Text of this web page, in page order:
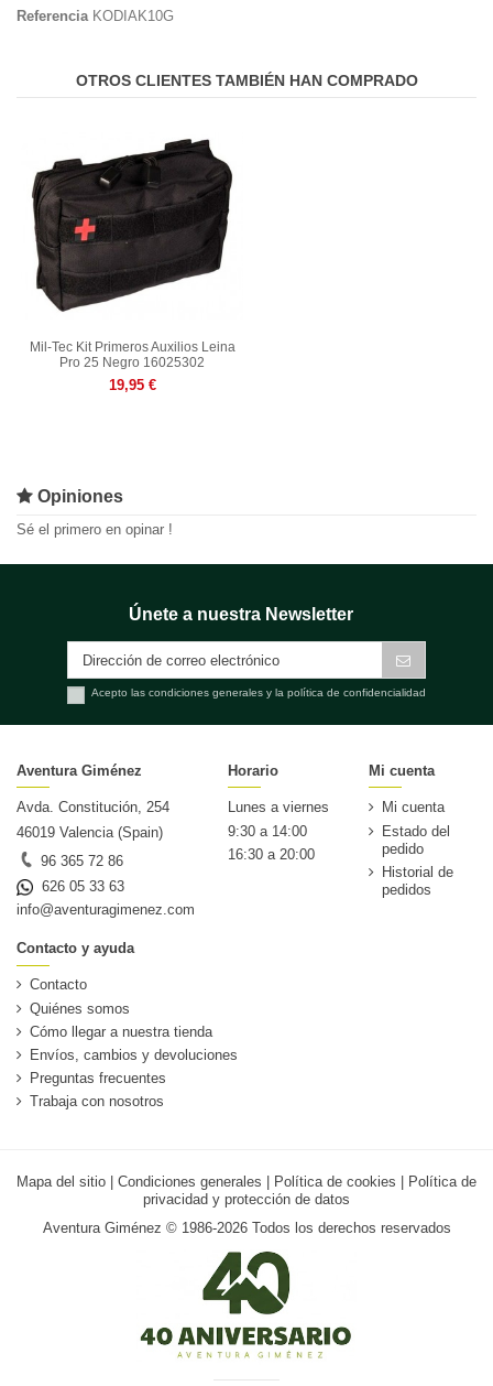
Referencia KODIAK10G
OTROS CLIENTES TAMBIÉN HAN COMPRADO
Mil-Tec Kit Primeros Auxilios Leina
Pro 25 Negro 16025302
19,95 €
Opiniones
Sé el primero en opinar !
Únete a nuestra Newsletter
Acepto las condiciones generales y la política de confidencialidad
Aventura Giménez
Avda. Constitución, 254
46019 Valencia (Spain)
96 365 72 86
626 05 33 63
info@aventuragimenez.com
Horario
Lunes a viernes
9:30 a 14:00
16:30 a 20:00
Mi cuenta
Mi cuenta
Estado del
pedido
Historial de
pedidos
Contacto y ayuda
Contacto
Quiénes somos
Cómo llegar a nuestra tienda
Envíos, cambios y devoluciones
Preguntas frecuentes
Trabaja con nosotros
Mapa del sitio Condiciones generales Política de cookies
Política de
privacidad y protección de datos
Aventura Giménez © 1986-2026 Todos los derechos reservados